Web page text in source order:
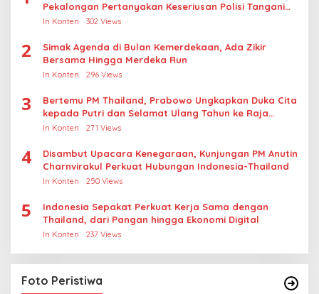
Pekalongan Pertanyakan Keseriusan Polisi Tangani
Kasus Rudapksa Sampai Anaknya Hamil
In Konten 302 Views
2
Simak Agenda di Bulan Kemerdekaan, Ada Zikir
Bersama Hingga Merdeka Run
In Konten 296 Views
3
Bertemu PM Thailand, Prabowo Ungkapkan Duka Cita
kepada Putri dan Selamat Ulang Tahun ke Raja
Thailand
In Konten 271 Views
4
Disambut Upacara Kenegaraan, Kunjungan PM Anutin
Charnvirakul Perkuat Hubungan Indonesia-Thailand
In Konten 250 Views
5
Indonesia Sepakat Perkuat Kerja Sama dengan
Thailand, dari Pangan hingga Ekonomi Digital
In Konten 237 Views
Foto Peristiwa